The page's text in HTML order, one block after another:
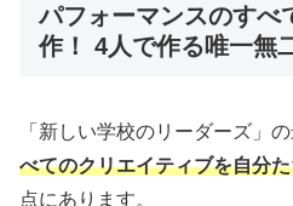
パフォーマンスのすべ
作！ 4人で作る唯一無
「新しい学校のリーダーズ」
べてのクリエイティブを自分
点にあります。